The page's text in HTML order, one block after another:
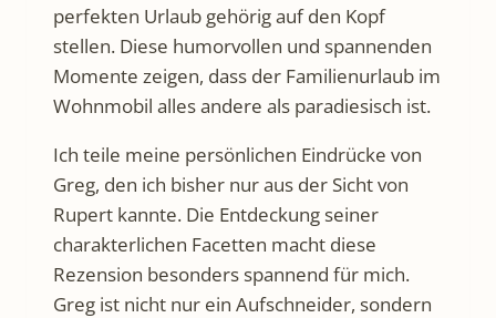
perfekten Urlaub gehörig auf den Kopf
stellen. Diese humorvollen und spannenden
Momente zeigen, dass der Familienurlaub im
Wohnmobil alles andere als paradiesisch ist.
Ich teile meine persönlichen Eindrücke von
Greg, den ich bisher nur aus der Sicht von
Rupert kannte. Die Entdeckung seiner
charakterlichen Facetten macht diese
Rezension besonders spannend für mich.
Greg ist nicht nur ein Aufschneider, sondern